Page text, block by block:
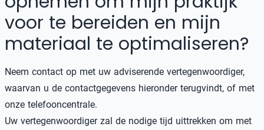
voor te bereiden en mijn
materiaal te optimaliseren?
Neem contact op met uw adviserende vertegenwoordiger,
waarvan u de contactgegevens hieronder terugvindt, of met
onze telefooncentrale.
Uw vertegenwoordiger zal de nodige tijd uittrekken om met